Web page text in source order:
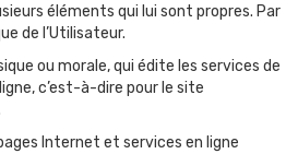
éléments qui lui sont propres. Par
de l’Utilisateur.
ou morale, qui édite les services de
c’est-à-dire pour le site
Internet et services en ligne